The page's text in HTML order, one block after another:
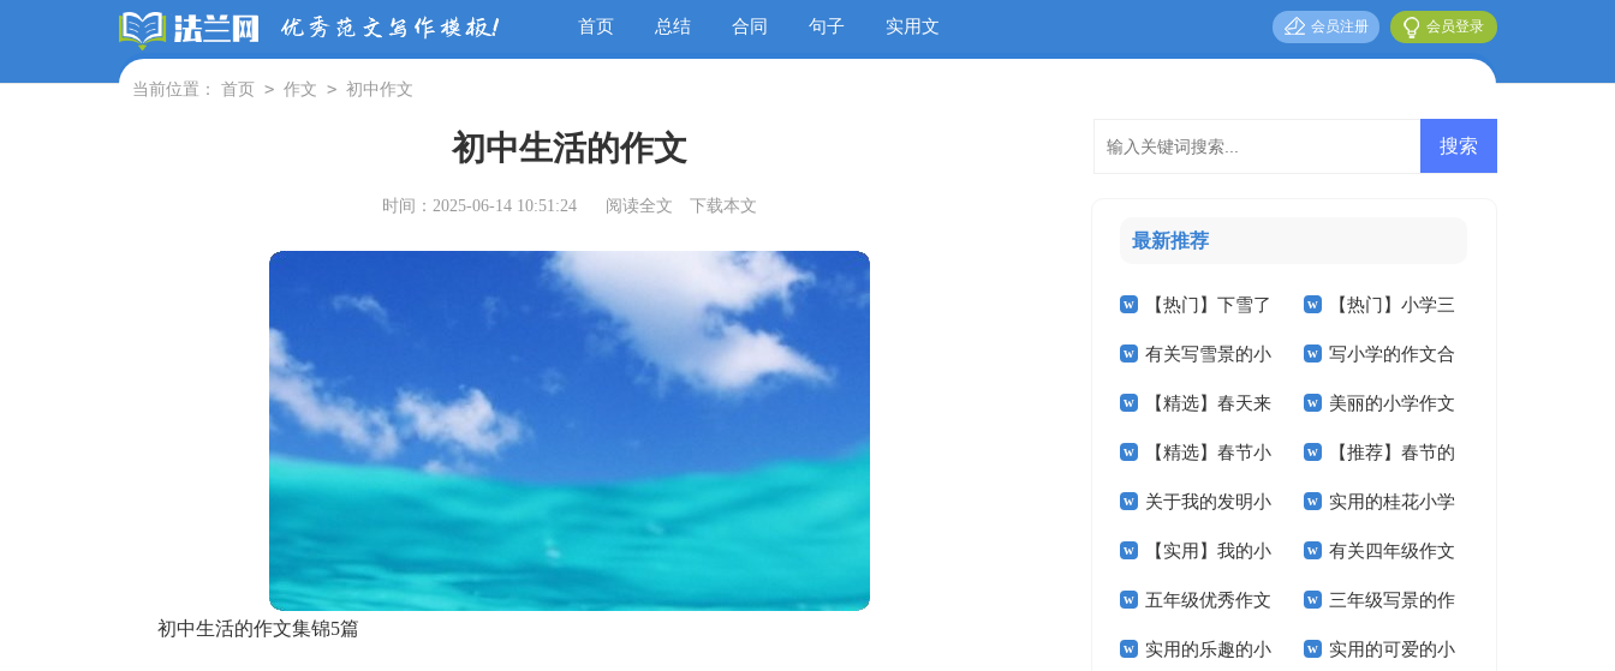
首页 总结 合同 句子 实用文 会员登录
会员注册
当前位置： 首页 > 作文 > 初中作文
初中生活的作文
时间：2025-06-14 10:51:24 阅读全文 下载本文
初中生活的作文集锦5篇
最新推荐
【热门】下雪了
小学作文三篇
【热门】小学三
年级作文3篇
有关写雪景的小
学作文5篇
写小学的作文合
集5篇
【精选】春天来
了小学作文合集九篇
美丽的小学作文
汇编九篇
【精选】春节小
学作文汇编7篇
【推荐】春节的
小学作文三篇
关于我的发明小
学作文三篇
实用的桂花小学
作文4篇
【实用】我的小
学作文3篇
有关四年级作文
300字5篇
五年级优秀作文
汇总五篇
三年级写景的作
文
实用的乐趣的小 实用的可爱的小